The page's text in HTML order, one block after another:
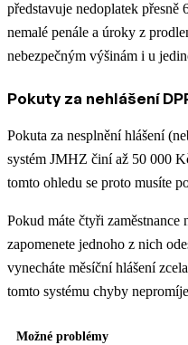
představuje nedoplatek
nemalé penále a úroky z
nebezpečným výšinám i u
Pokuty za nehlášení
Pokuta za nesplnění hlášení
systém JMHZ činí až 50 000
tomto ohledu se proto musíte
Pokud máte čtyři zaměstnance
zapomenete jednoho z nich
vynecháte měsíční hlášení
tomto systému chyby
Možné problémy